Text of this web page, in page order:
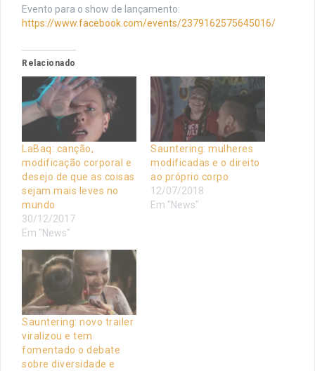
Evento para o show de lançamento:
https://www.facebook.com/events/2379162575645016/
Relacionado
LaBaq: canção,
modificação corporal e
desejo de que as coisas
sejam mais leves no
mundo
30/12/2017
Em "News"
Sauntering: mulheres
modificadas e o direito
ao próprio corpo
12/07/2018
Em "News"
Sauntering: novo trailer
viralizou e tem
fomentado o debate
sobre diversidade e